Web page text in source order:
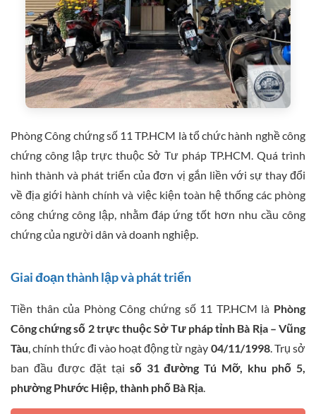
Phòng Công chứng số 11 TP.HCM là tổ chức hành nghề công
chứng công lập trực thuộc Sở Tư pháp TP.HCM. Quá trình
hình thành và phát triển của đơn vị gắn liền với sự thay đổi
về địa giới hành chính và việc kiện toàn hệ thống các phòng
công chứng công lập, nhằm đáp ứng tốt hơn nhu cầu công
chứng của người dân và doanh nghiệp.
Giai đoạn thành lập và phát triển
Tiền thân của Phòng Công chứng số 11 TP.HCM là Phòng
Công chứng số 2 trực thuộc Sở Tư pháp tỉnh Bà Rịa – Vũng
Tàu, chính thức đi vào hoạt động từ ngày 04/11/1998. Trụ sở
ban đầu được đặt tại số 31 đường Tú Mỡ, khu phố 5,
phường Phước Hiệp, thành phố Bà Rịa.